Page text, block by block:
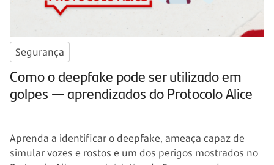
Segurança
Como o deepfake pode ser utilizado em
golpes — aprendizados do Protocolo Alice
Aprenda a identificar o deepfake, ameaça capaz de
simular vozes e rostos e um dos perigos mostrados no